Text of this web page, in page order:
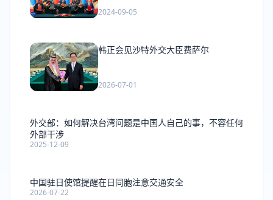
2024-09-05
韩正会见沙特外交大臣费萨尔
2026-07-01
外交部：如何解决台湾问题是中国人自己的事，不容任何
外部干涉
2025-12-09
中国驻日使馆提醒在日同胞注意交通安全
2026-07-22